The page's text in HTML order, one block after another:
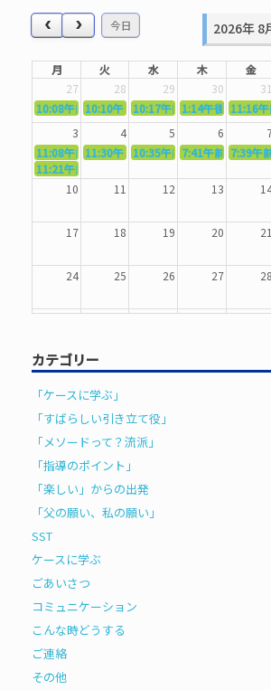
今日 2026年 8
月 火 水 木 金
27
28 29 30 31
10:08午前
5362．～国語力を〜
10:10午前5363．～自信を〜
10:17午前 5364．～信じて
1:14午後 5365．
11:16午
3
4 5 6
11:08午前
5367．～機能を育てる〜
11:30午前5369．～歌唱造形〜
10:35午前 5370．～バラン
7:41午前 5371．
7:39午前
11:21午前
10
11 12 13
17 18 19 20 21
24 25 26 27 28
31 1 2 3
カテゴリー
「ケースに学ぶ」
「すばらしい引き立て役」
「メソードって？流派」
「指導のポイント」
「楽しい」からの出発
「父の願い、私の願い」
SST
ケースに学ぶ
ごあいさつ
コミュニケーション
こんな時どうする
ご連絡
その他